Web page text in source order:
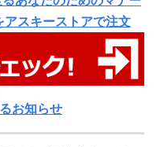
スキーストアで注文
お知らせ